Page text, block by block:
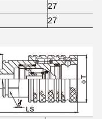
27
27